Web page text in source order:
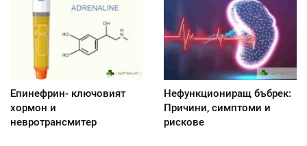
Епинефрин- ключовият
хормон и
невротрансмитер
Нефункциониращ бъбрек:
Причини, симптоми и
рискове